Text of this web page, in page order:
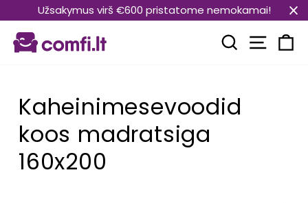
Translation
missing:
et.general.accessibility.skip_to_content
Užsakymus virš €600 pristatome nemokamai!
Translation
Kaheinimesevoodid
koos madratsiga
160x200